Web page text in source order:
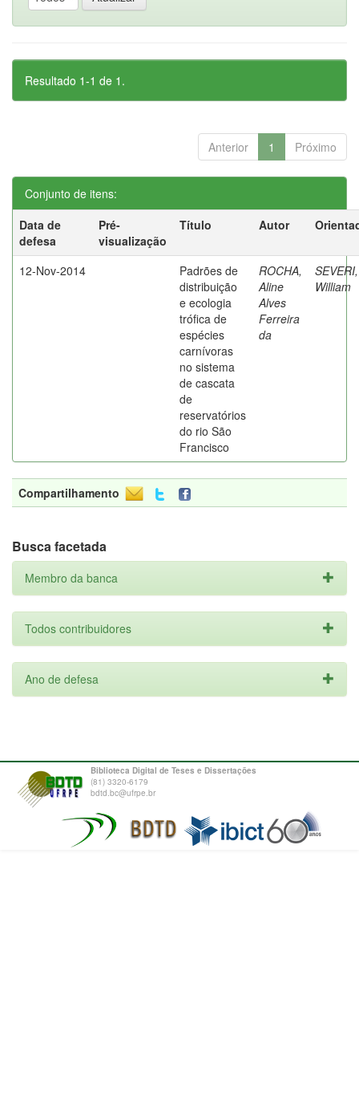
Resultado 1-1 de 1.
Anterior 1 Próximo
Conjunto de itens:
Data de
defesa
Pré-
visualização
Título Autor
12-Nov-2014
Padrões de
distribuição
e ecologia
trófica de
espécies
carnívoras
no sistema
de cascata
de
reservatórios
do rio São
Francisco
ROCHA,
Aline
Alves
Ferreira
da
SEVERI,
William
Compartilhamento
Busca facetada
Membro da banca
Todos contribuidores
Ano de defesa
Biblioteca Digital de Teses e Dissertações
(81) 3320-6179
bdtd.bc@ufrpe.br